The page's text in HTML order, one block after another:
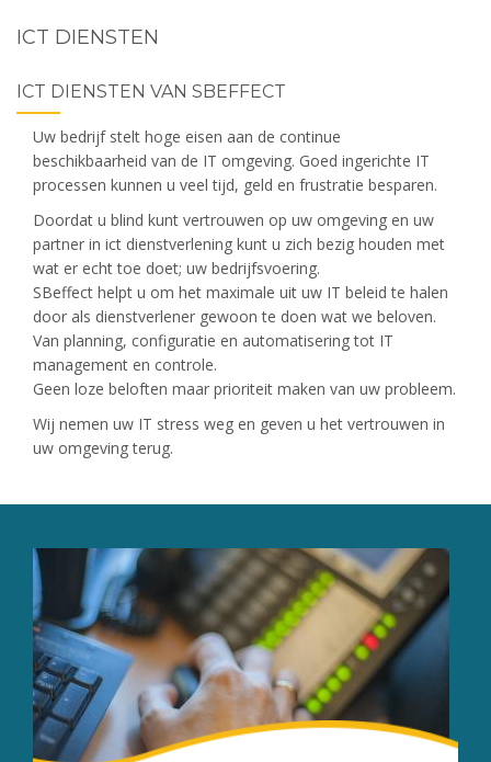
ICT DIENSTEN
ICT DIENSTEN VAN SBEFFECT
Uw bedrijf stelt hoge eisen aan de continue
beschikbaarheid van de IT omgeving. Goed ingerichte IT
processen kunnen u veel tijd, geld en frustratie besparen.
Doordat u blind kunt vertrouwen op uw omgeving en uw
partner in ict dienstverlening kunt u zich bezig houden met
wat er echt toe doet; uw bedrijfsvoering.
SBeffect helpt u om het maximale uit uw IT beleid te halen
door als dienstverlener gewoon te doen wat we beloven.
Van planning, configuratie en automatisering tot IT
management en controle.
Geen loze beloften maar prioriteit maken van uw probleem.
Wij nemen uw IT stress weg en geven u het vertrouwen in
uw omgeving terug.